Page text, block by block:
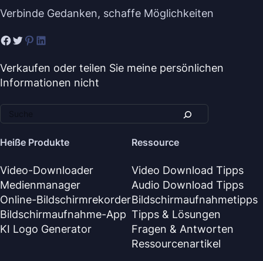
Verbinde Gedanken, schaffe Möglichkeiten
Verkaufen oder teilen Sie meine persönlichen
Informationen nicht
Heiße Produkte
Video-Downloader
Medienmanager
Online-Bildschirmrekorder
Bildschirmaufnahme-App
KI Logo Generator
Ressource
Video Download Tipps
Audio Download Tipps
Bildschirmaufnahmetipps
Tipps & Lösungen
Fragen & Antworten
Ressourcenartikel